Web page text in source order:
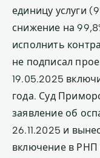
единицу услуги
снижение на
исполнить
не подписал
19.05.2025
года. Суд
заявление об
26.11.2025 и
включение в РНП